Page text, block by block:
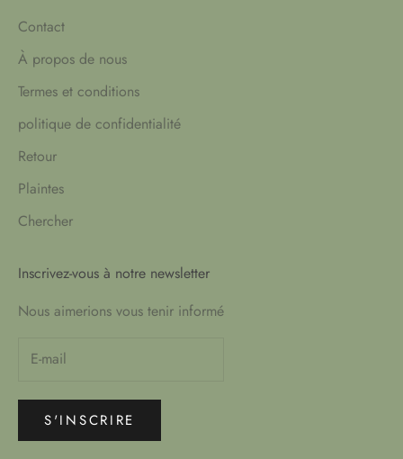
Contact
À propos de nous
Termes et conditions
politique de confidentialité
Retour
Plaintes
Chercher
Inscrivez-vous à notre newsletter
Nous aimerions vous tenir informé
S'INSCRIRE